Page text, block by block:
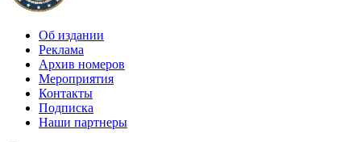
Об издании
Реклама
Архив номеров
Мероприятия
Контакты
Подписка
Наши партнеры